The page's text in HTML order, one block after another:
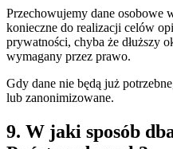
Przechowujemy dane osobowe
konieczne do realizacji celów
prywatności, chyba że dłuższy
wymagany przez prawo.
Gdy dane nie będą już
lub zanonimizowane.
9. W jaki sposób